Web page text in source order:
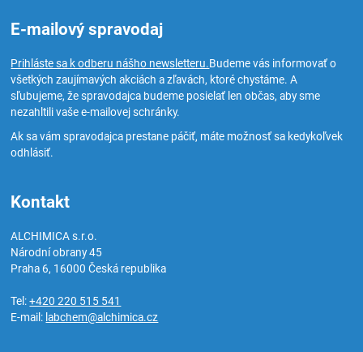
E-mailový spravodaj
Prihláste sa k odberu nášho newsletteru.Budeme vás informovať o
všetkých zaujímavých akciách a zľavách, ktoré chystáme. A
sľubujeme, že spravodajca budeme posielať len občas, aby sme
nezahltili vaše e-mailovej schránky.
Ak sa vám spravodajca prestane páčiť, máte možnosť sa kedykoľvek
odhlásiť.
Kontakt
ALCHIMICA s.r.o.
Národní obrany 45
Praha 6, 16000Česká republika
Tel:+420 220 515 541
E-mail: labchem@alchimica.cz